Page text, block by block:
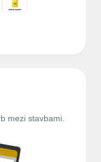
mezi stavbami.